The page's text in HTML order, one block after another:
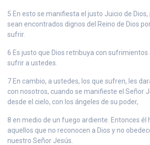
5 En esto se manifiesta el justo Juicio de
sean encontrados dignos del Reino de Dios
sufrir.
6 Es justo que Dios retribuya con sufrimientos
sufrir a ustedes.
7 En cambio, a ustedes, los que sufren, les
con nosotros, cuando se manifieste el Señor
desde el cielo, con los ángeles de su poder,
8 en medio de un fuego ardiente. Entonces él
aquellos que no reconocen a Dios y no
nuestro Señor Jesús.